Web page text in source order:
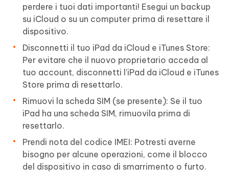
perdere i tuoi dati importanti! Esegui un backup
su iCloud o su un computer prima di resettare il
dispositivo.
Disconnetti il tuo iPad da iCloud e iTunes Store:
Per evitare che il nuovo proprietario acceda al
tuo account, disconnetti l'iPad da iCloud e iTunes
Store prima di resettarlo.
Rimuovi la scheda SIM (se presente): Se il tuo
iPad ha una scheda SIM, rimuovila prima di
resettarlo.
Prendi nota del codice IMEI: Potresti averne
bisogno per alcune operazioni, come il blocco
del dispositivo in caso di smarrimento o furto.